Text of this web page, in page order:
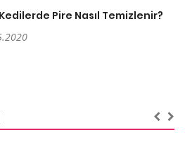
Pire Nasıl Temizlenir?